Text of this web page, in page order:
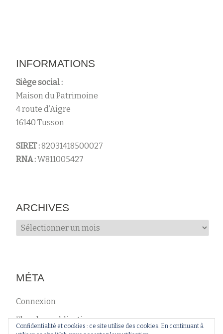
INFORMATIONS
Siège social :
Maison du Patrimoine
4 route d’Aigre
16140 Tusson
SIRET :82031418500027
RNA :W811005427
ARCHIVES
Archives
MÉTA
Connexion
Flux des publications
Confidentialité et cookies : ce site utilise des cookies. En continuant à